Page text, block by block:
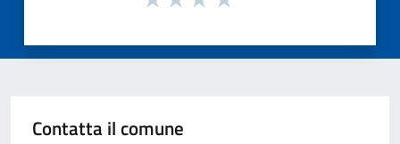
Contatta il comune